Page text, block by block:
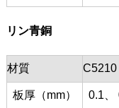
リン青銅
材質
板厚（mm） 0.1、